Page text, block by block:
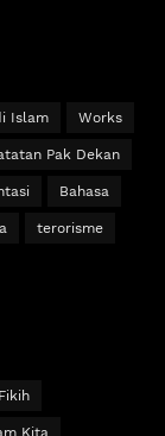
Islam Works
Pak Dekan
Bahasa
terorisme
Fikih
Kita